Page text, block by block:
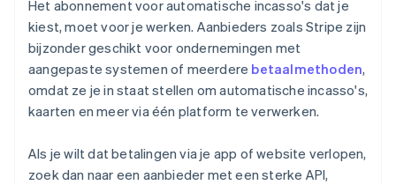
Het abonnement voor automatische incasso's dat je
kiest, moet voor je werken. Aanbieders zoals Stripe zijn
bijzonder geschikt voor ondernemingen met
aangepaste systemen of meerdere betaalmethoden,
omdat ze je in staat stellen om automatische incasso's,
kaarten en meer via één platform te verwerken.
Als je wilt dat betalingen via je app of website verlopen,
zoek dan naar een aanbieder met een sterke API,